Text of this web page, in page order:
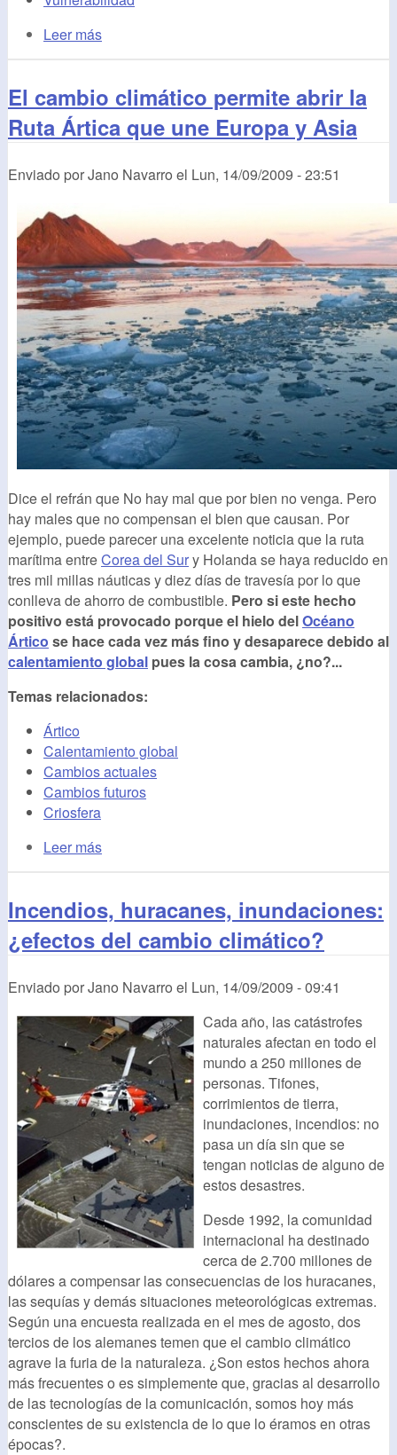
Leer más
El cambio climático permite abrir la
Ruta Ártica que une Europa y Asia
Enviado porJano Navarro el Lun, 14/09/2009 - 23:51
Dice el refrán que No hay mal que por bien no venga. Pero
hay males que no compensan el bien que causan. Por
ejemplo, puede parecer una excelente noticia que la ruta
marítima entreCorea del Sury Holanda se haya reducido en
tres mil millas náuticas y diez días de travesía por lo que
conlleva de ahorro de combustible. Pero si este hecho
positivo está provocado porque el hielo delOcéano
Ártico se hace cada vez más fino y desaparece debido al
calentamiento global pues la cosa cambia, ¿no?...
Temas relacionados:
Ártico
Calentamiento global
Cambios actuales
Cambios futuros
Criosfera
Leer más
Incendios, huracanes, inundaciones:
¿efectos del cambio climático?
Enviado porJano Navarro el Lun, 14/09/2009 - 09:41
Cada año, las catástrofes
naturales afectan en todo el
mundo a 250 millones de
personas. Tifones,
corrimientos de tierra,
inundaciones, incendios: no
pasa un día sin que se
tengan noticias de alguno de
estos desastres.
Desde 1992, la comunidad
internacional ha destinado
cerca de 2.700 millones de
dólares a compensar las consecuencias de los huracanes,
las sequías y demás situaciones meteorológicas extremas.
Según una encuesta realizada en el mes de agosto, dos
tercios de los alemanes temen que el cambio climático
agrave la furia de la naturaleza. ¿Son estos hechos ahora
más frecuentes o es simplemente que, gracias al desarrollo
de las tecnologías de la comunicación, somos hoy más
conscientes de su existencia de lo que lo éramos en otras
épocas?.